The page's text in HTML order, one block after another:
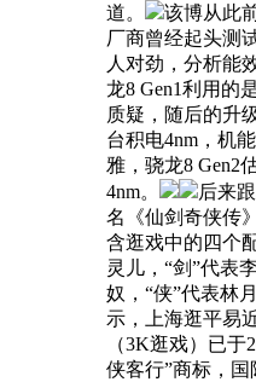
道。
该博从此
厂商曾经起头测
人对劲，分析能
龙8 Gen1利用的
质疑，随后的升
台积电4nm，机
雅，骁龙8 Gen2
4nm。
后来
名《仙剑奇侠传
含逛戏中的四个
灵儿，“剑”代表
奴，“侠”代表林
示，上海逛平易
（3K逛戏）已于
侠客行”商标，